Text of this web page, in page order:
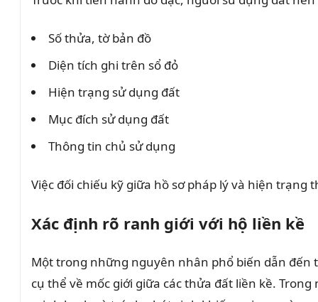
Số thửa, tờ bản đồ
Diện tích ghi trên sổ đỏ
Hiện trạng sử dụng đất
Mục đích sử dụng đất
Thông tin chủ sử dụng
Việc đối chiếu kỹ giữa hồ sơ pháp lý và hiện
Xác định rõ ranh giới với hộ liền kề
Một trong những nguyên nhân phổ biến dẫn đến
cụ thể về mốc giới giữa các thửa đất liền kề.